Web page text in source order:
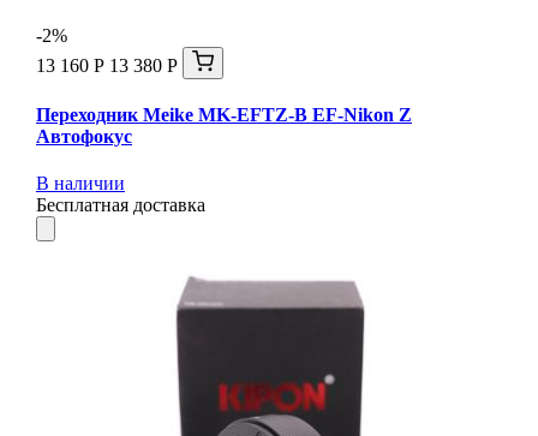
-2%
13 160 Р 13 380 Р
Переходник Meike MK-EFTZ-B EF-Nikon Z
Автофокус
В наличии
Бесплатная доставка